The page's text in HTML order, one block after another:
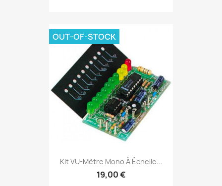
Kit VU-Mètre Mono À Échelle...
19,00 €
OUT-OF-STOCK